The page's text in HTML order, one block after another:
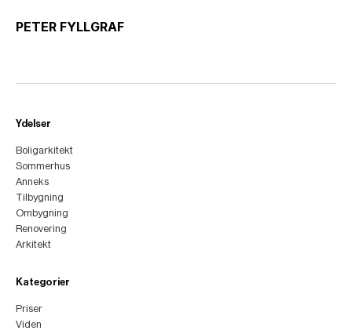
PETER FYLLGRAF
Ydelser
Boligarkitekt
Sommerhus
Anneks
Tilbygning
Ombygning
Renovering
Arkitekt
Kategorier
Priser
Viden